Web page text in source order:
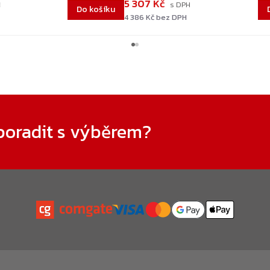
Do košíku
4 386 Kč bez DPH
5 307 Kč
s výběrem?